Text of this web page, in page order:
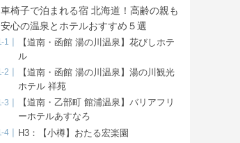
車椅子で泊まれる宿 北海道！高齢の親も
安心の温泉とホテルおすすめ５選
【道南・函館 湯の川温泉】花びしホテ
ル
【道南・函館 湯の川温泉】湯の川観光
ホテル 祥苑
【道南・乙部町 館浦温泉】バリアフリ
ーホテルあすなろ
H3：【小樽】おたる宏楽園